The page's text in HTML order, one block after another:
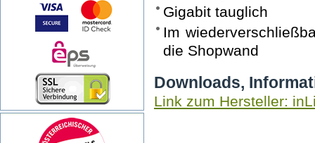
Gigabit tauglich
Im
die Shopwand
Downloads,
Link zum Hersteller: